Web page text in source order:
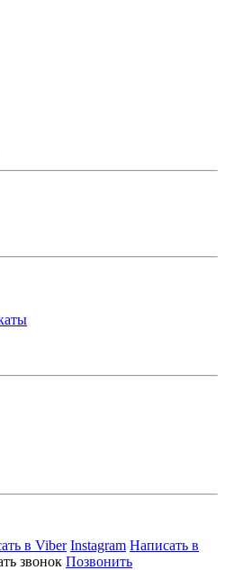
в Viber Instagram Написать в
звонок Позвонить